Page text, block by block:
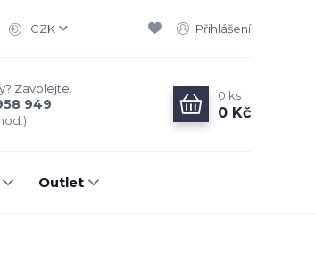
CZK Přihlášení
Zavolejte.
949
0 ks
0 Kč
Outlet